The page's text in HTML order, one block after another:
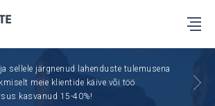
sellele järgnenud lahenduste tulemusena
meie klientide käive või töö
kasvanud 15-40%!